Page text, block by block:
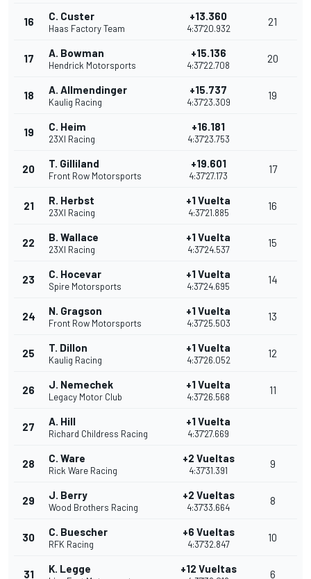
16 C. Custer
Haas Factory Team
+13.360
4:37'20.932
21
17 A. Bowman
Hendrick Motorsports
+15.136
4:37'22.708
20
18 A. Allmendinger
Kaulig Racing
+15.737
4:37'23.309
19
19 C. Heim
23XI Racing
+16.181
4:37'23.753
20 T. Gilliland
Front Row Motorsports
+19.601
4:37'27.173
17
21 R. Herbst
23XI Racing
+1 Vuelta
4:37'21.885
16
22 B. Wallace
23XI Racing
+1 Vuelta
4:37'24.537
15
23 C. Hocevar
Spire Motorsports
+1 Vuelta
4:37'24.695
14
24 N. Gragson
Front Row Motorsports
+1 Vuelta
4:37'25.503
13
25 T. Dillon
Kaulig Racing
+1 Vuelta
4:37'26.052
12
26 J. Nemechek
Legacy Motor Club
+1 Vuelta
4:37'26.568
11
27 A. Hill
Richard Childress Racing
+1 Vuelta
4:37'27.669
28 C. Ware
Rick Ware Racing
+2 Vueltas
4:37'31.391
9
29 J. Berry
Wood Brothers Racing
+2 Vueltas
4:37'33.664
8
30 C. Buescher
RFK Racing
+6 Vueltas
4:37'32.847
10
31 K. Legge +12 Vueltas 6